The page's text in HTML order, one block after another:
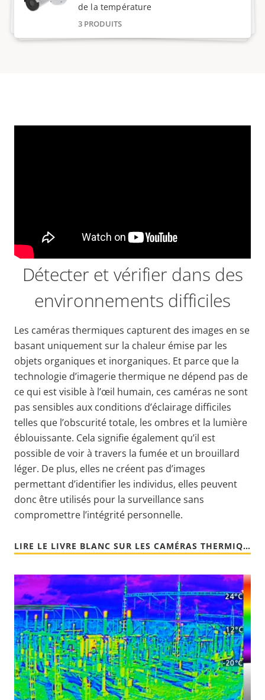
3 PRODUITS
de la température
Détecter et vérifier dans des
environnements difficiles
Les caméras thermiques capturent des images en se
basant uniquement sur la chaleur émise par les
objets organiques et inorganiques. Et parce que la
technologie d’imagerie thermique ne dépend pas de
ce qui est visible à l’œil humain, ces caméras ne sont
pas sensibles aux conditions d’éclairage difficiles
telles que l’obscurité totale, les ombres et la lumière
éblouissante. Cela signifie également qu’il est
possible de voir à travers la fumée et un brouillard
léger. De plus, elles ne créent pas d’images
permettant d’identifier les individus, elles peuvent
donc être utilisés pour la surveillance sans
compromettre l’intégrité personnelle.
LIRE LE LIVRE BLANC SUR LES CAMÉRAS THERMIQUES